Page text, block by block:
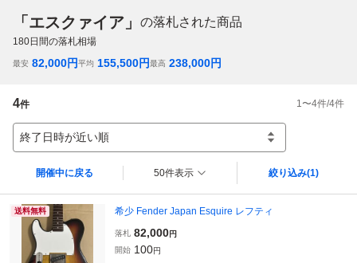
「エスクァイア」 の落札された商品
180日間の落札相場
最安 82,000円平均 155,500円最高 238,000円
4件 1 〜4件/4件
終了日時が近い順
開催中に戻る 50件表示 絞り込み(1)
送料無料 希少 Fender Japan Esquire レフティ
落札 82,000円
開始 100円